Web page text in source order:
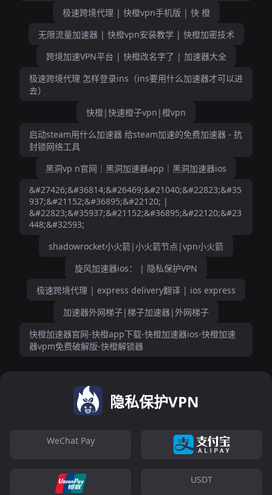
极速跨境代理 | 快橙vpn手机版 | 快 橙
无限流量加速器 | 快橙vpn安装教学 | 快橙加密技术
跨境加速VPN平台 | 快橙改名字了 | 加速器大全
极速跨境代理 怎样登录ins（ins要用什么加速器才可以进
去）
快橙|快速橙子vpn|橙vpn
启动steam用什么加速器 给steam加速的免费加速器 - 抗
封锁网络工具
黑洞vp n官网｜黑洞加速器app｜黑洞加速器ios
&#27426;&#36814;&#26469;&#21040;&#22823;&#35
937;&#21152;&#36895;&#22120; |
&#22823;&#35937;&#21152;&#36895;&#22120;&#23
448;&#32593;
shadowrocket小火箭|小火箭节点|vpn小火箭
旋风加速器ios： | 隐私保护VPN
极速跨境代理 | express delivery翻译 | ios express
加速器外网梯子|梯子加速器|外网梯子
快橙加速器官网-快橙app下载-快橙加速器ios-快橙加速
器vpm免费破解版-快橙解锁器
隐私保护VPN
WeChat Pay
USDT